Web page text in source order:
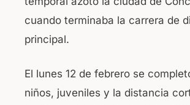
o
o
k
p
p
cuando terminaba la carrera de
principal.
El lunes 12 de febrero se
niños, juveniles y la distancia